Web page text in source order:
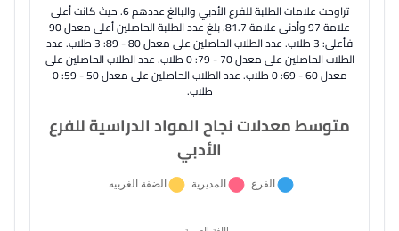
تراوحت علامات الطلبة للفرع الأدبي والبالغ عددهم 6. حيث كانت أعلى
علامة 97 وأدنى علامة 81.7. بلغ عدد الطلبة الحاصلين أعلى معدل 90
فأعلى: 3 طلاب. عدد الطلاب الحاصلين على معدل 80 - 89: 3 طلاب. عدد
الطلاب الحاصلين على معدل 70 - 79: 0 طلاب. عدد الطلاب الحاصلين على
معدل 60 - 69: 0 طلاب. عدد الطلاب الحاصلين على معدل 50 - 59: 0
طلاب.
متوسط معدلات نجاح المواد الدراسية للفرع
الأدبي